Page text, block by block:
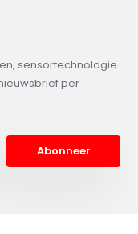
sensortechnologie
per
Abonneer